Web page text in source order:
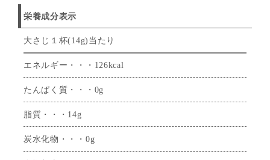
栄養成分表示
大さじ１杯(14g)当たり
エネルギー・・・126kcal
たんぱく質・・・0g
脂質・・・14g
炭水化物・・・0g